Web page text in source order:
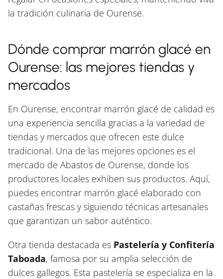
la tradición culinaria de Ourense.
Dónde comprar marrón glacé en
Ourense: las mejores tiendas y
mercados
En Ourense, encontrar marrón glacé de calidad es
una experiencia sencilla gracias a la variedad de
tiendas y mercados que ofrecen este dulce
tradicional. Una de las mejores opciones es el
mercado de Abastos de Ourense, donde los
productores locales exhiben sus productos. Aquí,
puedes encontrar marrón glacé elaborado con
castañas frescas y siguiendo técnicas artesanales
que garantizan un sabor auténtico.
Otra tienda destacada es Pastelería y Confitería
Taboada, famosa por su amplia selección de
dulces gallegos. Esta pastelería se especializa en la